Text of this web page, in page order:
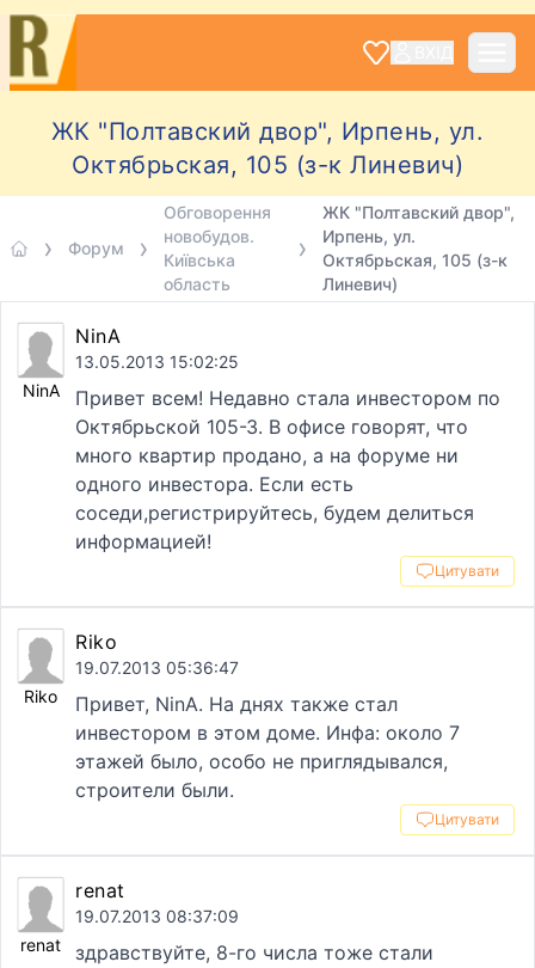
ЖК "Полтавский двор", Ирпень, ул.
Октябрьская, 105 (з-к Линевич)
Форум
Обговорення
новобудов.
Київська
область
ЖК "Полтавский двор",
Ирпень, ул.
Октябрьская, 105 (з-к
Линевич)
NinA
NinA
13.05.2013 15:02:25
Привет всем! Недавно стала инвестором по
Октябрьской 105-З. В офисе говорят, что
много квартир продано, а на форуме ни
одного инвестора. Если есть
соседи,регистрируйтесь, будем делиться
информацией!
Цитувати
Riko
Riko
19.07.2013 05:36:47
Привет, NinA. На днях также стал
инвестором в этом доме. Инфа: около 7
этажей было, особо не приглядывался,
строители были.
Цитувати
renat
renat
19.07.2013 08:37:09
здравствуйте, 8-го числа тоже стали